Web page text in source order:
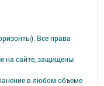
Все права
на сайте, защищены
в любом объеме